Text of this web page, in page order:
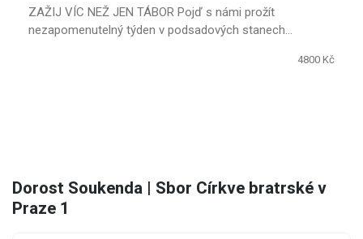
Dorost Soukenda | Sbor Církve bratrské v
Praze 1
ZAŽIJ VÍC NEŽ JEN TÁBOR Pojď s námi prožít
nezapomenutelný týden v podsadových stanech
4800 Kč